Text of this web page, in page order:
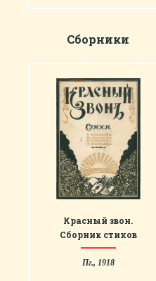
Сборники
Красный звон.
Сборник стихов
Пг., 1918